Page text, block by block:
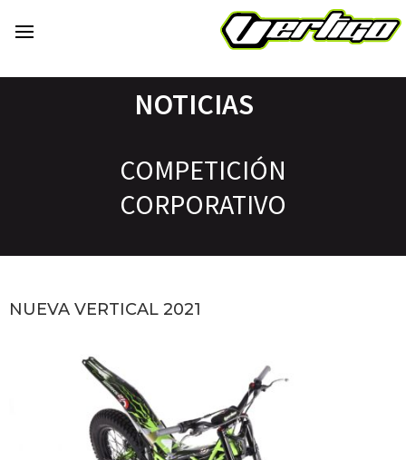
NOTICIAS
COMPETICIÓN
CORPORATIVO
NUEVA VERTICAL 2021